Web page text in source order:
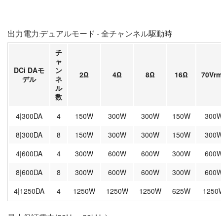
出力電力:デュアルモード - 全チャンネル駆動時
DCi DAモ
デル
チ
ャ
ン
ネ
ル
数
2Ω 4Ω 8Ω 16Ω
4|300DA 4 150W 300W 300W 150W
8|300DA
8 150W 300W 300W 150W
4|600DA
4 300W 600W 600W 300W
8|600DA
8 300W 600W 600W 300W
4|1250DA
4 1250W 1250W 1250W 625W